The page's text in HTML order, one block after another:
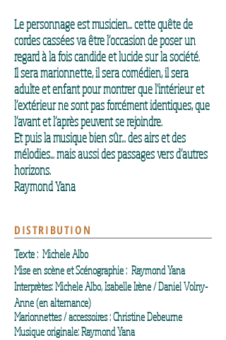
Le personnage est musicien... cette quête de
cordes cassées va être l’occasion de poser un
regard à la fois candide et lucide sur la société.
Il sera marionnette, il sera comédien, il sera
adulte et enfant pour montrer que l’intérieur et
l’extérieur ne sont pas forcément identiques, que
l’avant et l’après peuvent se rejoindre.
Et puis la musique bien sûr... des airs et des
mélodies... mais aussi des passages vers d’autres
horizons.
Raymond Yana
DISTRIBUTION
Texte : Michele Albo
Mise en scène et Scénographie : Raymond Yana
Interprètes: Michele Albo, Isabelle Irène / Daniel Volny-
Anne (en alternance)
Marionnettes / accessoires : Christine Debeurne
Musique originale: Raymond Yana